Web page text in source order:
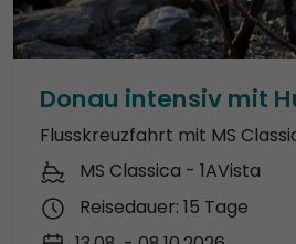
Donau intensiv mit
Flusskreuzfahrt mit MS
MS Classica - 1AVista
Reisedauer: 15 Tage